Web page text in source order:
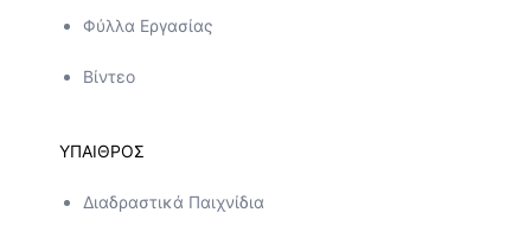
Φύλλα Εργασίας
Βίντεο
ΥΠΑΙΘΡΟΣ
Διαδραστικά Παιχνίδια